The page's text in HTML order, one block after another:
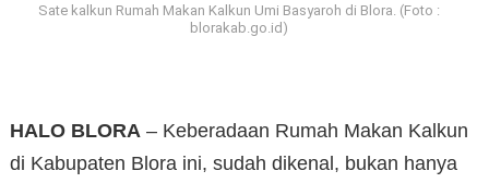
Sate kalkun Rumah Makan Kalkun Umi Basyaroh di Blora. (Foto :
blorakab.go.id)
HALO BLORA – Keberadaan Rumah Makan Kalkun
di Kabupaten Blora ini, sudah dikenal, bukan hanya